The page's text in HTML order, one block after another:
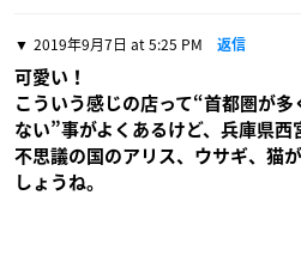
2019年9月7日 at 5:25 PM 返信
可愛い！
こういう感じの店って“首都圏が
ない”事がよくあるけど、兵庫県西
不思議の国のアリス、ウサギ、猫
しょうね。